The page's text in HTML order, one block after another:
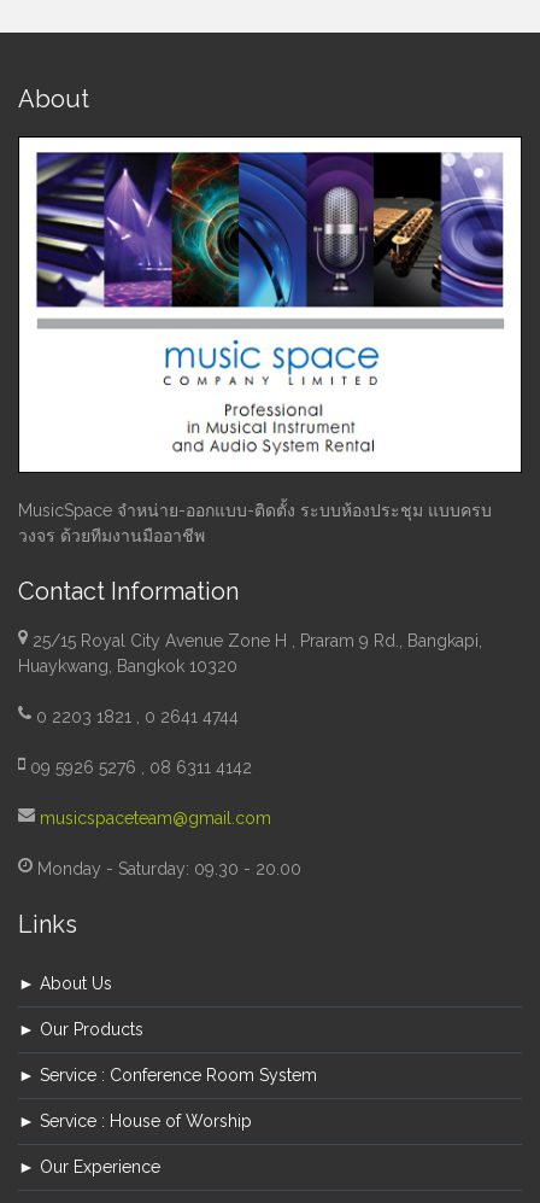
About
MusicSpace จำหน่าย-ออกแบบ-ติดตั้ง ระบบห้องประชุม แบบครบ
วงจร ด้วยทีมงานมืออาชีพ
Contact Information
25/15 Royal City Avenue Zone H , Praram 9 Rd., Bangkapi,
Huaykwang, Bangkok 10320
0 2203 1821 , 0 2641 4744
09 5926 5276 , 08 6311 4142
musicspaceteam@gmail.com
Monday - Saturday: 09.30 - 20.00
Links
► About Us
► Our Products
► Service : Conference Room System
► Service : House of Worship
► Our Experience